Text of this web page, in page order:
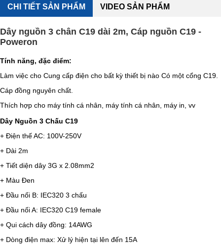
CHI TIẾT SẢN PHẨM VIDEO SẢN PHẨM
Dây nguồn 3 chân C19 dài 2m, Cáp nguồn C19 -
Poweron
Tính năng, đặc điểm:
Làm việc cho Cung cấp điện cho bất kỳ thiết bị nào Có một cổng C19.
Cáp đồng nguyên chất.
Thích hợp cho máy tính cá nhân, máy tính cá nhân, máy in, vv
Dây Nguồn 3 Chấu C19
+ Điện thế AC: 100V-250V
+ Dài 2m
+ Tiết diện dây 3G x 2.08mm2
+ Màu Đen
+ Đầu nối B: IEC320 3 chấu
+ Đầu nối A: IEC320 C19 female
+ Qui cách dây đồng: 14AWG
+ Dòng điện max: Xử lý hiện tại lên đến 15A